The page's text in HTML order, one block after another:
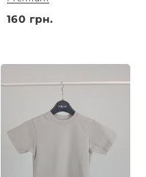
160 грн.